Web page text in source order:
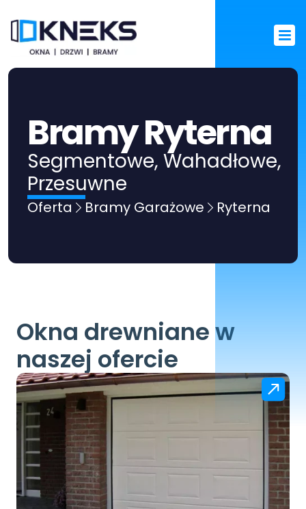
Bramy Ryterna
Segmentowe, Wahadłowe,
Przesuwne
Oferta Bramy Garażowe Ryterna
Okna drewniane w
naszej ofercie